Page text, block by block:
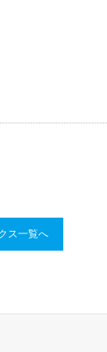
ス一覧へ